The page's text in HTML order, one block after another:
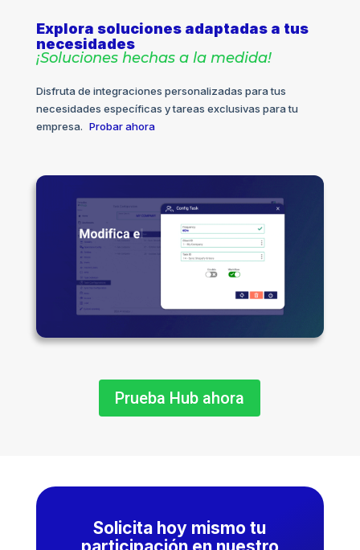
Explora soluciones adaptadas a tus
necesidades
¡Soluciones hechas a la medida!
Disfruta de integraciones personalizadas para tus
necesidades específicas y tareas exclusivas para tu
empresa. Probar ahora
Prueba Hub ahora
Solicita hoy mismo tu